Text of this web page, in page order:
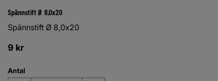
Spännstift Ø 8,0x20
Spännstift Ø 8,0x20
9 kr
Antal